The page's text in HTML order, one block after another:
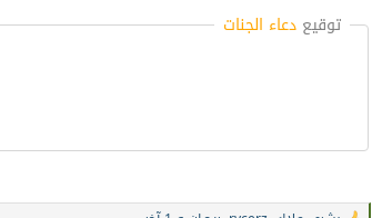
توقيع دعاء الجنات